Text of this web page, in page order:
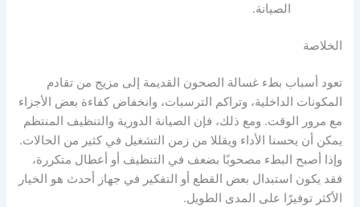
الصيانة.
الخلاصة
تعود أسباب بطء غسالة الصحون القديمة إلى مزيج من تقادم
المكونات الداخلية، وتراكم الترسبات، وانخفاض كفاءة بعض الأجزاء
مع مرور الوقت. ومع ذلك، فإن الصيانة الدورية والتنظيف المنتظم
يمكن أن يحسنا الأداء ويقللا من زمن التشغيل في كثير من الحالات.
وإذا أصبح البطء مصحوبًا بضعف في التنظيف أو أعطال متكررة،
فقد يكون استبدال بعض القطع أو التفكير في جهاز أحدث هو الخيار
الأكثر توفيرًا على المدى الطويل.